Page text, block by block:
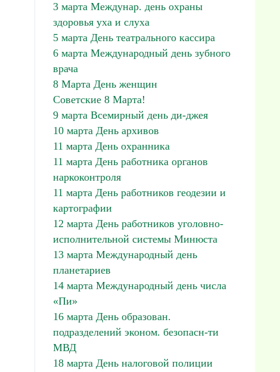
3 марта Междунар. день охраны
здоровья уха и слуха
5 марта День театрального кассира
6 марта Международный день зубного
врача
8 Марта День женщин
Советские 8 Марта!
9 марта Всемирный день ди-джея
10 марта День архивов
11 марта День охранника
11 марта День работника органов
наркоконтроля
11 марта День работников геодезии и
картографии
12 марта День работников уголовно-
исполнительной системы Минюста
13 марта Международный день
планетариев
14 марта Международный день числа
«Пи»
16 марта День образован.
подразделений эконом. безопасн-ти
МВД
18 марта День налоговой полиции